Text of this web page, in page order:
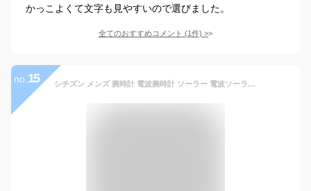
かっこよくて文字も見やすいので選びました。
全てのおすすめコメント (1件) >
no. 15 シチズン メンズ 腕時計 電波腕時計 ソーラー 電波ソーラー Q＆Q HG00 HG000 【激安】 【SALE】